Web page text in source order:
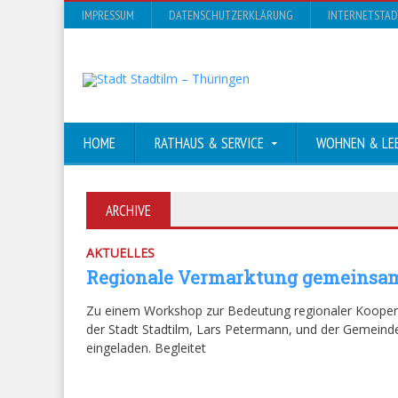
IMPRESSUM DATENSCHUTZERKLÄRUNG
HOME RATHAUS & SERVICE WOHNEN &
ARCHIVE
AKTUELLES
Regionale Vermarktung
Zu einem Workshop zur Bedeutung regionaler
der Stadt Stadtilm, Lars Petermann, und der
eingeladen. Begleitet